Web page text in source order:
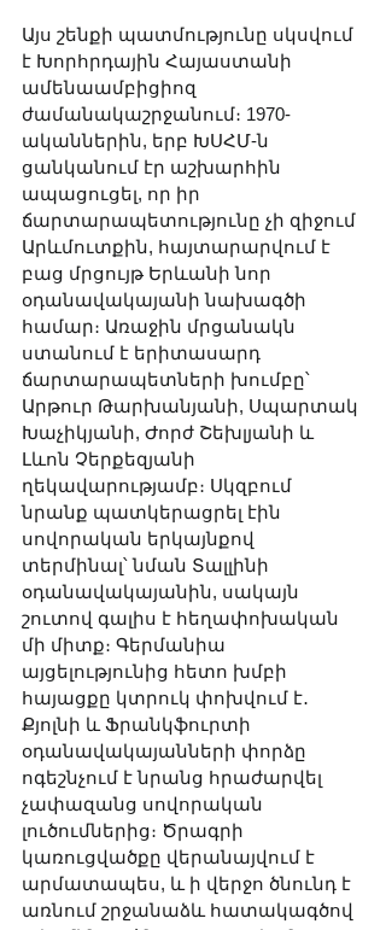
Այս շենքի պատմությունը սկսվում
է Խորհրդային Հայաստանի
ամենաամբիցիոզ
ժամանակաշրջանում։ 1970-
ականներին, երբ ԽՍՀՄ-ն
ցանկանում էր աշխարհին
ապացուցել, որ իր
ճարտարապետությունը չի զիջում
Արևմուտքին, հայտարարվում է
բաց մրցույթ Երևանի նոր
օդանավակայանի նախագծի
համար։ Առաջին մրցանակն
ստանում է երիտասարդ
ճարտարապետների խումբը՝
Արթուր Թարխանյանի, Սպարտակ
Խաչիկյանի, Ժորժ Շեխլյանի և
Լևոն Չերքեզյանի
ղեկավարությամբ։ Սկզբում
նրանք պատկերացրել էին
սովորական երկայնքով
տերմինալ՝ նման Տալլինի
օդանավակայանին, սակայն
շուտով գալիս է հեղափոխական
մի միտք։ Գերմանիա
այցելությունից հետո խմբի
հայացքը կտրուկ փոխվում է․
Քյոլնի և Ֆրանկֆուրտի
օդանավակայանների փորձը
ոգեշնչում է նրանց հրաժարվել
չափազանց սովորական
լուծումներից։ Ծրագրի
կառուցվածքը վերանայվում է
արմատապես, և ի վերջո ծնունդ է
առնում շրջանաձև հատակագծով